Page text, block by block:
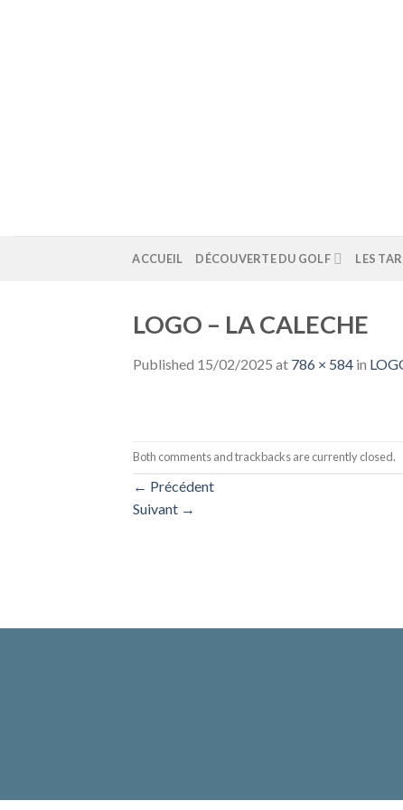
ACCUEIL DÉCOUVERTE DU GOLF LES
LOGO – LA CALECHE
Published 15/02/2025 at 786 × 584 in
Both comments and trackbacks are currently closed.
← Précédent
Suivant →